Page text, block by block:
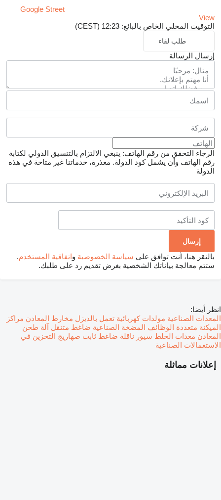
Google Street
View
التوقيت المحلي الخاص بالبائع: 12:23 (CEST)
طلب لقاء
إرسال الرسالة
الرجاء التحقق من رقم الهاتف: ينبغي الالتزام بالتنسيق الدولي لكتابة
رقم الهاتف وأن يشمل كود الدولة. معذرة، خدماتنا غير متاحة في هذه
الدولة
بالنقر هنا، أنت توافق على سياسة الخصوصية واتفاقية المستخدم.
ستتم معالجة بياناتك الشخصية بغرض تقديم رد على طلبك.
إعلانات مماثلة
انظر أيضا:
المعدات الصناعية مولدات كهربائية تعمل بالديزل مخارط المعادن مراكز
الميكنة متعددة الوظائف المضخة الصناعية ضاغط متنقل آلة طحن
المعادن معدات الخلط سيور ناقلة ضاغط ثابت صهاريج التخزين في
الاستعمالات الصناعية